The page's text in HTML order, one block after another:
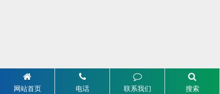
网站首页 电话 联系我们 搜索